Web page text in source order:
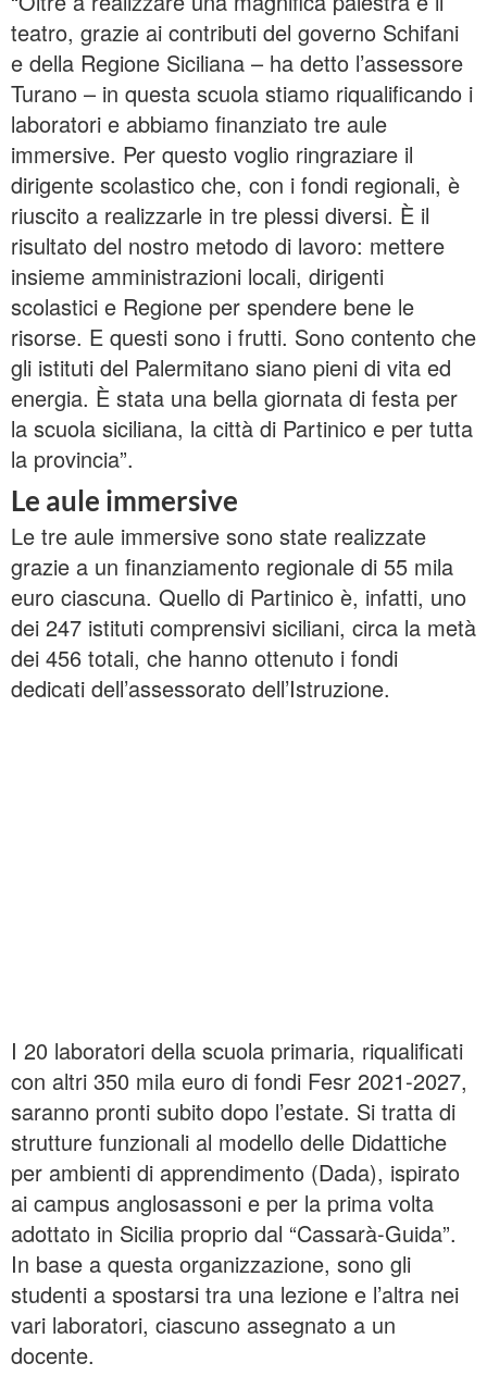
teatro, grazie ai contributi del governo Schifani
e della Regione Siciliana – ha detto l’assessore
Turano – in questa scuola stiamo riqualificando i
laboratori e abbiamo finanziato tre aule
immersive. Per questo voglio ringraziare il
dirigente scolastico che, con i fondi regionali, è
riuscito a realizzarle in tre plessi diversi. È il
risultato del nostro metodo di lavoro: mettere
insieme amministrazioni locali, dirigenti
scolastici e Regione per spendere bene le
risorse. E questi sono i frutti. Sono contento che
gli istituti del Palermitano siano pieni di vita ed
energia. È stata una bella giornata di festa per
la scuola siciliana, la città di Partinico e per tutta
la provincia”.
Le aule immersive
Le tre aule immersive sono state realizzate
grazie a un finanziamento regionale di 55 mila
euro ciascuna. Quello di Partinico è, infatti, uno
dei 247 istituti comprensivi siciliani, circa la metà
dei 456 totali, che hanno ottenuto i fondi
dedicati dell’assessorato dell’Istruzione.
I 20 laboratori della scuola primaria, riqualificati
con altri 350 mila euro di fondi Fesr 2021-2027,
saranno pronti subito dopo l’estate. Si tratta di
strutture funzionali al modello delle Didattiche
per ambienti di apprendimento (Dada), ispirato
ai campus anglosassoni e per la prima volta
adottato in Sicilia proprio dal “Cassarà-Guida”.
In base a questa organizzazione, sono gli
studenti a spostarsi tra una lezione e l’altra nei
vari laboratori, ciascuno assegnato a un
docente.